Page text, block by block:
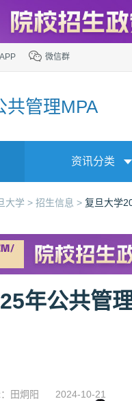
APP 微信群
共管理MPA
资讯分类
大学 > 招生信息 > 复旦大学
年公共管
田炯阳 2024-10-21